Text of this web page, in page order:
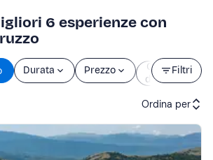
6 esperienze con
Filtri
Durata Prezzo
Orario
d’inizio
Ordina per
Attività consigliate